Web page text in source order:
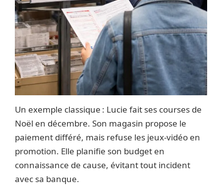
Un exemple classique : Lucie fait ses courses de
Noël en décembre. Son magasin propose le
paiement différé, mais refuse les jeux-vidéo en
promotion. Elle planifie son budget en
connaissance de cause, évitant tout incident
avec sa banque.